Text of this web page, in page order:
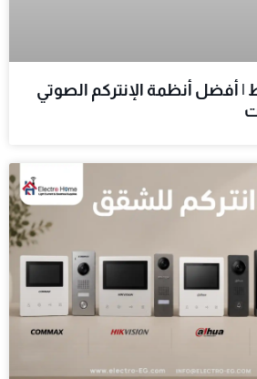
أفضل أنظمة الإنتركم الصوتي